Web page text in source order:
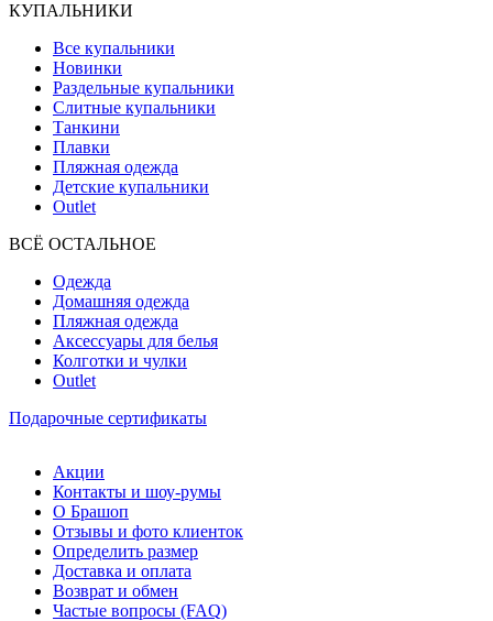
КУПАЛЬНИКИ
Все купальники
Новинки
Раздельные купальники
Слитные купальники
Танкини
Плавки
Пляжная одежда
Детские купальники
Outlet
ВCЁ ОСТАЛЬНОЕ
Одежда
Домашняя одежда
Пляжная одежда
Аксессуары для белья
Колготки и чулки
Outlet
Подарочные сертификаты
Акции
Контакты и шоу-румы
О Брашоп
Отзывы и фото клиенток
Определить размер
Доставка и оплата
Возврат и обмен
Частые вопросы (FAQ)